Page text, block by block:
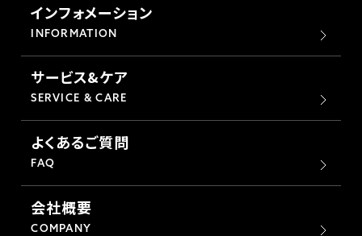
インフォメーション
INFORMATION
サービス&ケア
SERVICE & CARE
よくあるご質問
FAQ
会社概要
COMPANY